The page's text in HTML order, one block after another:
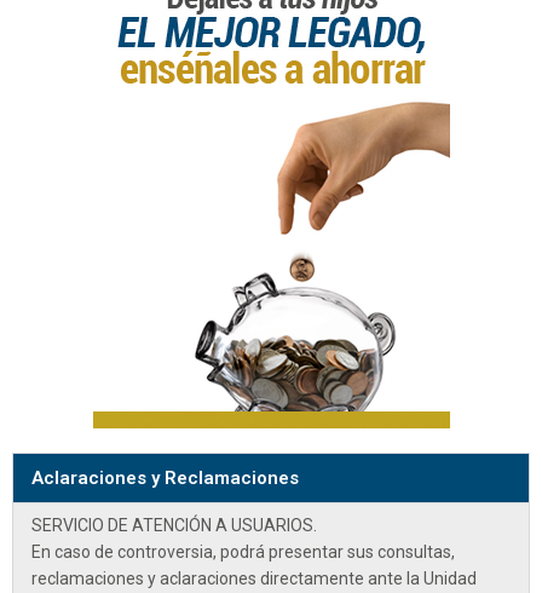
Aclaraciones y Reclamaciones
SERVICIO DE ATENCIÓN A USUARIOS.
En caso de controversia, podrá presentar sus consultas,
reclamaciones y aclaraciones directamente ante la Unidad